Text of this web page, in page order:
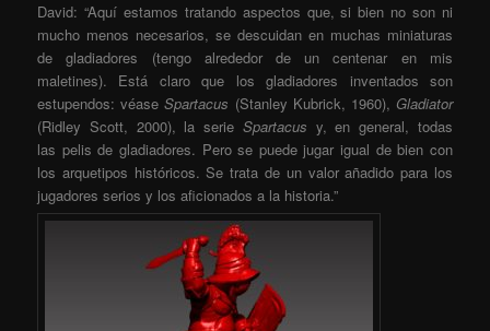
David: “Aquí estamos tratando aspectos que, si bien no son ni
mucho menos necesarios, se descuidan en muchas miniaturas
de gladiadores (tengo alrededor de un centenar en mis
maletines). Está claro que los gladiadores inventados son
estupendos: véaseSpartacus (Stanley Kubrick, 1960), Gladiator
(Ridley Scott, 2000), la serie Spartacus y, en general, todas
las pelis de gladiadores. Pero se puede jugar igual de bien con
los arquetipos históricos. Se trata de un valor añadido para los
jugadores serios y los aficionados a la historia.”